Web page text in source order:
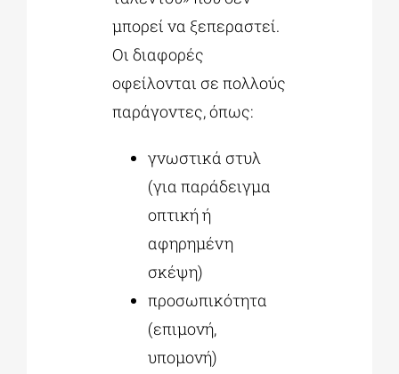
μπορεί να ξεπεραστεί.
Οι διαφορές
οφείλονται σε πολλούς
παράγοντες, όπως:
γνωστικά στυλ
(για παράδειγμα
οπτική ή
αφηρημένη
σκέψη)
προσωπικότητα
(επιμονή,
υπομονή)